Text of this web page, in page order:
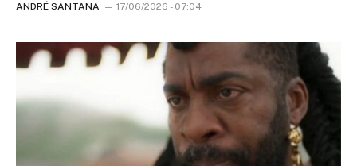
ANDRÉ SANTANA 17/06/2026 - 07:04